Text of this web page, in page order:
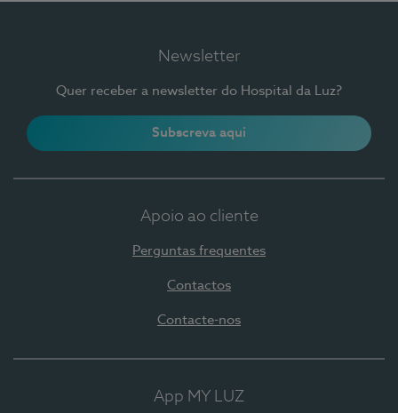
Newsletter
Quer receber a newsletter do Hospital da Luz?
Subscreva aqui
Apoio ao cliente
Perguntas frequentes
Contactos
Contacte-nos
App MY LUZ